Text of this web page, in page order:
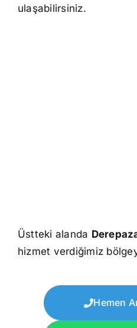
ulaşabilirsiniz.
Üstteki alanda
hizmet verdiğimiz
Hemen